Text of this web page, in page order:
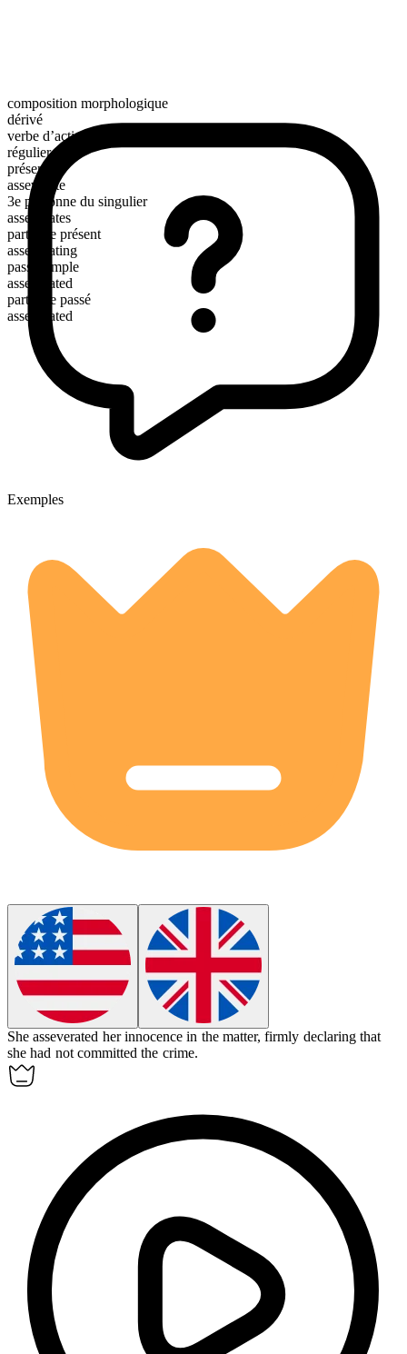
composition morphologique
dérivé
verbe d’action
régulier
présent
asseverate
3e personne du singulier
asseverates
participe présent
asseverating
passé simple
asseverated
participe passé
asseverated
Exemples
Sheasseverated her innocence in the matter, firmly declaring that
she had not committed the crime.